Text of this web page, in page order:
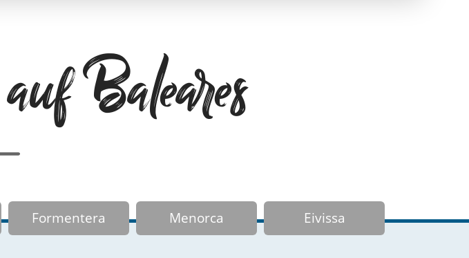
Baleares
Formentera Menorca Eivissa